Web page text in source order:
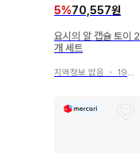
5%70,557원
요시의 알 캡슐 토이 2
개 세트
지역정보 없음 ・ 19일 전